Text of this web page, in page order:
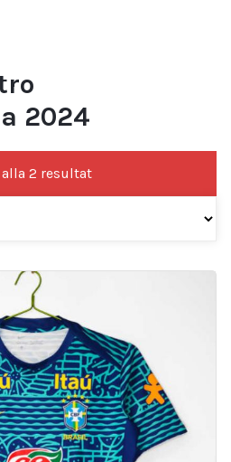
2024
alla 2 resultatSortera
efter